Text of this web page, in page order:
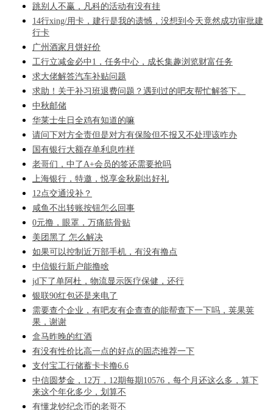
跳别人不赢，凡科的活动有没有挂
14行xing/用卡，建行是我的遗憾，没想到今天竟然成功审批建
行卡
广州酒家月饼好价
工行立减金必中1，任务中心，成长集趣浏览财富任务
求大佬解答汽车补贴问题
求助！关于补习班退费问题？遇到过的吧友帮忙解答下。
中秋邮储
华莱士生日全鸡有知道的嘛
请问下对方全责但是对方有保险但不报又不处理该咋办
国有银行大额存单利息咋样
老哥们，中了A+会员的签还需要抢吗
上海银行，特邀，悦享金秋刷出好礼
12点交通没补？
咸鱼不出转账按钮怎么回事
0元撸，眼罩，万痛筋骨贴
美团黑了 怎么解决
如果可以控制近万部手机，有没有撸点
中信银行新户能撸啥
jd下了单阿杜，物流显示医疗保健，还行
银联90红包还是来电了
需要查个企业，有吧友有企查查的能帮查下一下吗，荚果荚
果，谢谢
盒马昨晚的红酒
有没有性价比高一点的好点的固态推荐一下
支付宝工行储蓄卡卡撸6.6
中信圆梦金，12万，12期每期10576，每个月还这么多，算下
来这个年化多少，划算不
有懂龙钞纪念币的老哥不